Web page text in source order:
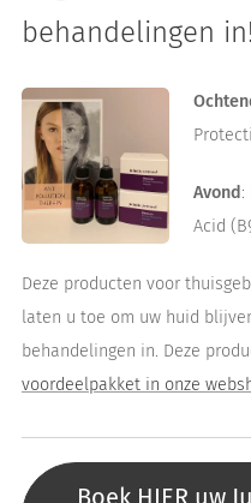
behandelingen in!
Avond :
Acid
Deze producten voor
laten u toe om uw huid
behandelingen in. Deze
voordeelpakket in onze
Boek HIER uw